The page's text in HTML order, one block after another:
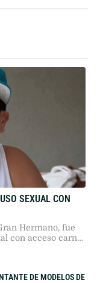
SEXUAL CON
Hermano, fue
con acceso carnal
Ledesma. La
DE MODELOS DE